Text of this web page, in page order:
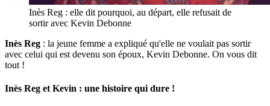
Inès Reg : elle dit pourquoi, au départ, elle refusait de
sortir avec Kevin Debonne
Inès Reg : la jeune femme a expliqué qu'elle ne voulait pas sortir
avec celui qui est devenu son époux, Kevin Debonne. On vous dit
tout !
Inès Reg et Kevin : une histoire qui dure !